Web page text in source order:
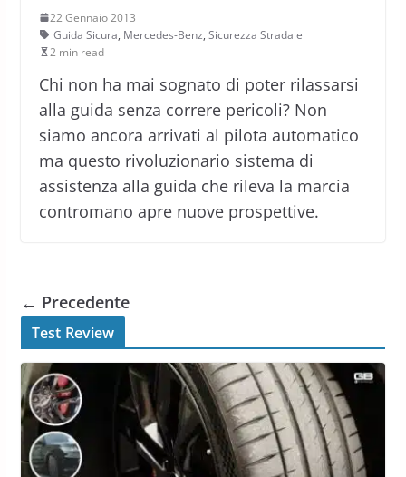
22 Gennaio 2013
Guida Sicura, Mercedes-Benz, Sicurezza Stradale
2 min read
Chi non ha mai sognato di poter rilassarsi
alla guida senza correre pericoli? Non
siamo ancora arrivati al pilota automatico
ma questo rivoluzionario sistema di
assistenza alla guida che rileva la marcia
contromano apre nuove prospettive.
← Precedente
Test Review